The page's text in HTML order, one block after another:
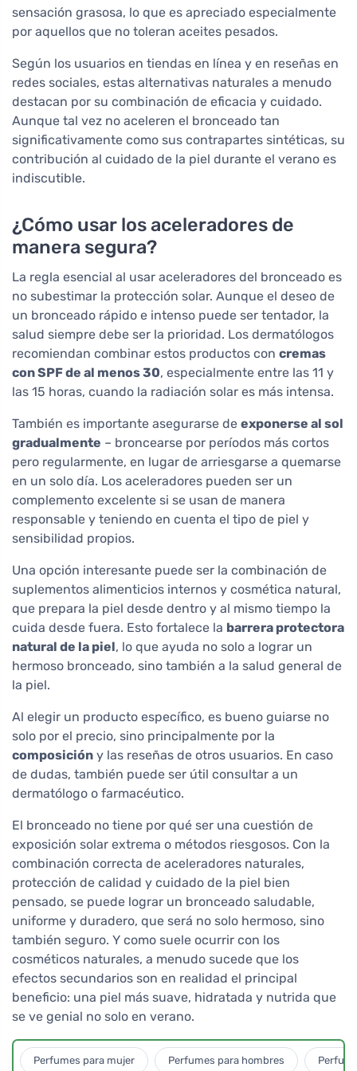
sensación grasosa, lo que es apreciado especialmente
por aquellos que no toleran aceites pesados.
Según los usuarios en tiendas en línea y en reseñas en
redes sociales, estas alternativas naturales a menudo
destacan por su combinación de eficacia y cuidado.
Aunque tal vez no aceleren el bronceado tan
significativamente como sus contrapartes sintéticas, su
contribución al cuidado de la piel durante el verano es
indiscutible.
¿Cómo usar los aceleradores de
manera segura?
La regla esencial al usar aceleradores del bronceado es
no subestimar la protección solar. Aunque el deseo de
un bronceado rápido e intenso puede ser tentador, la
salud siempre debe ser la prioridad. Los dermatólogos
recomiendan combinar estos productos con cremas
con SPF de al menos 30, especialmente entre las 11 y
las 15 horas, cuando la radiación solar es más intensa.
También es importante asegurarse de exponerse al sol
gradualmente – broncearse por períodos más cortos
pero regularmente, en lugar de arriesgarse a quemarse
en un solo día. Los aceleradores pueden ser un
complemento excelente si se usan de manera
responsable y teniendo en cuenta el tipo de piel y
sensibilidad propios.
Una opción interesante puede ser la combinación de
suplementos alimenticios internos y cosmética natural,
que prepara la piel desde dentro y al mismo tiempo la
cuida desde fuera. Esto fortalece la barrera protectora
natural de la piel, lo que ayuda no solo a lograr un
hermoso bronceado, sino también a la salud general de
la piel.
Al elegir un producto específico, es bueno guiarse no
solo por el precio, sino principalmente por la
composición y las reseñas de otros usuarios. En caso
de dudas, también puede ser útil consultar a un
dermatólogo o farmacéutico.
El bronceado no tiene por qué ser una cuestión de
exposición solar extrema o métodos riesgosos. Con la
combinación correcta de aceleradores naturales,
protección de calidad y cuidado de la piel bien
pensado, se puede lograr un bronceado saludable,
uniforme y duradero, que será no solo hermoso, sino
también seguro. Y como suele ocurrir con los
cosméticos naturales, a menudo sucede que los
efectos secundarios son en realidad el principal
beneficio: una piel más suave, hidratada y nutrida que
se ve genial no solo en verano.
Perfumes para mujer Perfumes para hombres